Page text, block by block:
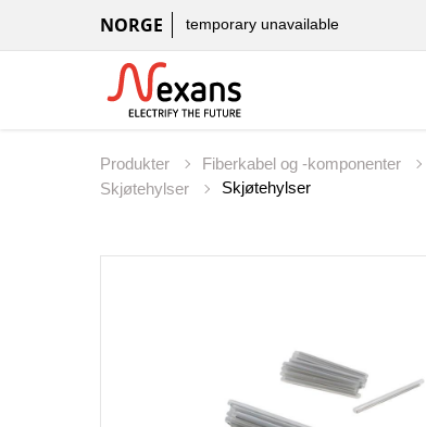
NORGE temporary unavailable
Produkter Fiberkabel og -komponenter
Skjøtehylser
Skjøtehylser